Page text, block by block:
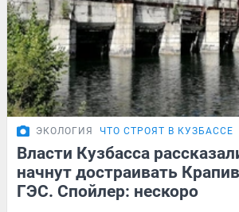
ЭКОЛОГИЯ ЧТО СТРОЯТ В КУЗБАССЕ
Власти Кузбасса
начнут достраивать
ГЭС. Спойлер: нескоро